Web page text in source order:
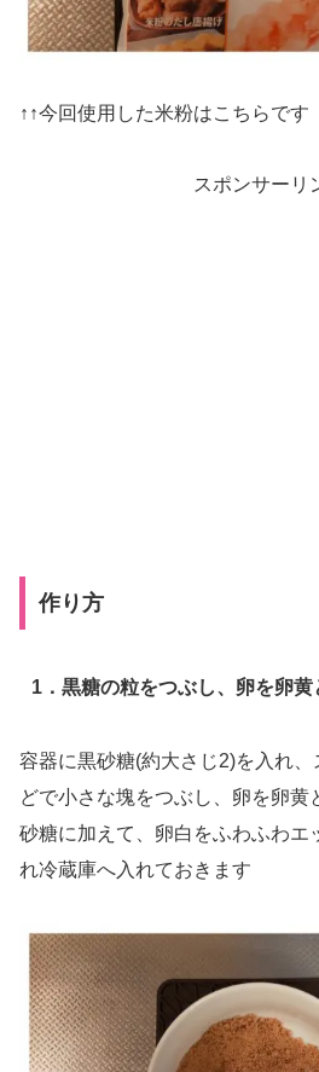
↑↑今回使用した米粉はこちらです
スポンサーリ
作り方
1．黒糖の粒をつぶし、卵を卵
容器に黒砂糖(約大さじ2)を入れ
どで小さな塊をつぶし、卵を卵黄
砂糖に加えて、卵白をふわふわエ
れ冷蔵庫へ入れておきます